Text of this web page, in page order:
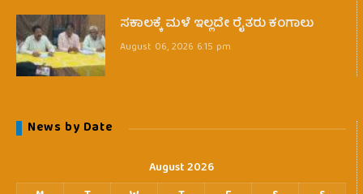
ಸಕಾಲಕ್ಕೆ ಮಳೆ ಇಲ್ಲದೇ ರೈತರು ಕಂಗಾಲು
August 06, 2026 6:15 pm
News by Date
August 2026